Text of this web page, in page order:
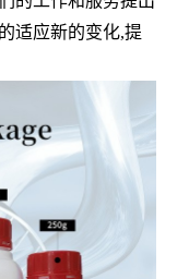
适应新的变化,提